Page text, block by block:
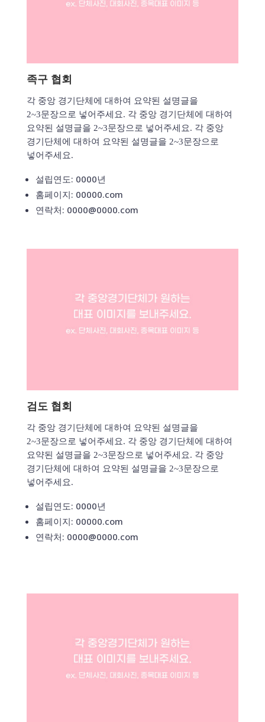
족구 협회
각 중앙 경기단체에 대하여 요약된 설명글을
2~3문장으로 넣어주세요. 각 중앙 경기단체에 대하여
요약된 설명글을 2~3문장으로 넣어주세요. 각 중앙
경기단체에 대하여 요약된 설명글을 2~3문장으로
넣어주세요.
설립연도: 0000년
홈페이지: 00000.com
연락처: 0000@0000.com
검도 협회
각 중앙 경기단체에 대하여 요약된 설명글을
2~3문장으로 넣어주세요. 각 중앙 경기단체에 대하여
요약된 설명글을 2~3문장으로 넣어주세요. 각 중앙
경기단체에 대하여 요약된 설명글을 2~3문장으로
넣어주세요.
설립연도: 0000년
홈페이지: 00000.com
연락처: 0000@0000.com